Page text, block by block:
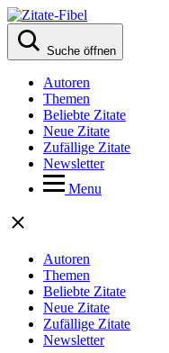
Suche öffnen
Autoren
Themen
Beliebte Zitate
Neue Zitate
Zufällige Zitate
Newsletter
Menu
Autoren
Themen
Beliebte Zitate
Neue Zitate
Zufällige Zitate
Newsletter